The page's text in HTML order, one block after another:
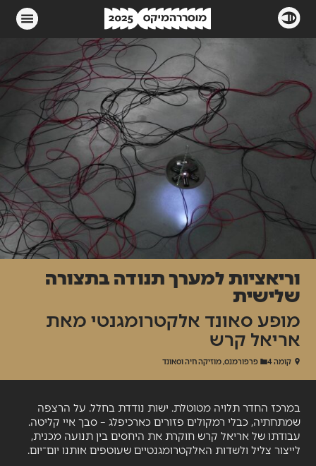
קומה 4 פרפורמנס, מוזיקה חיה וסאונד
וריאציות למערך תנודה בתצורה
שלישית
מופע סאונד אלקטרומגנטי מאת
אריאל קרש
במרכז החדר תלויה מטוטלת. ישות נודדת בחלל. על הרצפה
שמתחתיה, כבלי רמקולים פזורים כארכיפלג – סבך איי קליטה.
עבודתו של אריאל קרש חוקרת את היחסים בין תנועה מכנית,
לייצור צליל ולשדות האלקטרומגנטיים שעוטפים אותנו יום־יום.